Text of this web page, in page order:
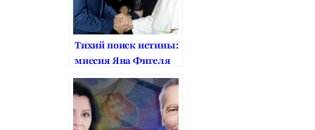
Тихий поиск истины:
миссия Яна Фигеля
за религиозную
свободу